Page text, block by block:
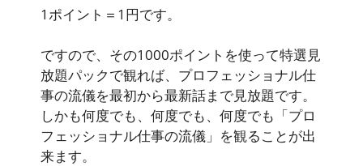
1ポイント＝1円です。
ですので、その1000ポイントを使って特選見
放題パックで観れば、プロフェッショナル仕
事の流儀を最初から最新話まで見放題です。
しかも何度でも、何度でも、何度でも「プロ
フェッショナル仕事の流儀」を観ることが出
来ます。